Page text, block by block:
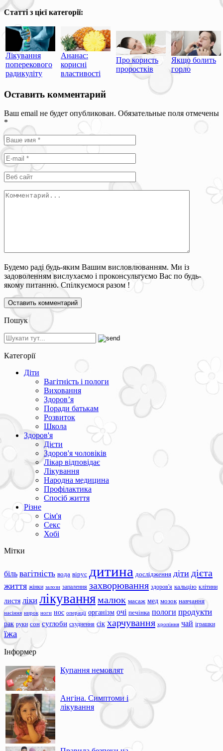
Статті з цієї категорії:
Лікування
поперекового
радикуліту
Ананас:
корисні
властивості
Про користь
проростків
Якщо болить
горло
Оставить комментарий
Ваш email не будет опубликован. Обязательные поля отмечены
*
Будемо раді будь-яким Вашим висловлюванням. Ми із
задоволенням вислухаємо і проконсультуємо Вас по будь-
якому питанню. Спілкуємося разом !
Пошук
Категорії
Діти
Вагітність і пологи
Виховання
Здоров’я
Поради батькам
Розвиток
Школа
Здоров'я
Дієти
Здоров'я чоловіків
Лікар відповідає
Лікування
Народна медицина
Профілактика
Спосіб життя
Різне
Сім'я
Секс
Хобі
Мітки
біль вагітність вода вірус дитина дослідження діти дієта
життя жінки залози запалення захворювання здоров'я кальцію клітини
листя ліки лікуваннямалюк масаж мед мозок навчання
насіння нирок ноги нос операції організм очі печінка пологи продукти
рак руки сон суглоби схуднення сік харчування хропіння чай іграшки
їжа
Інформер
Купання немовлят
Ангіна. Симптоми і
лікування